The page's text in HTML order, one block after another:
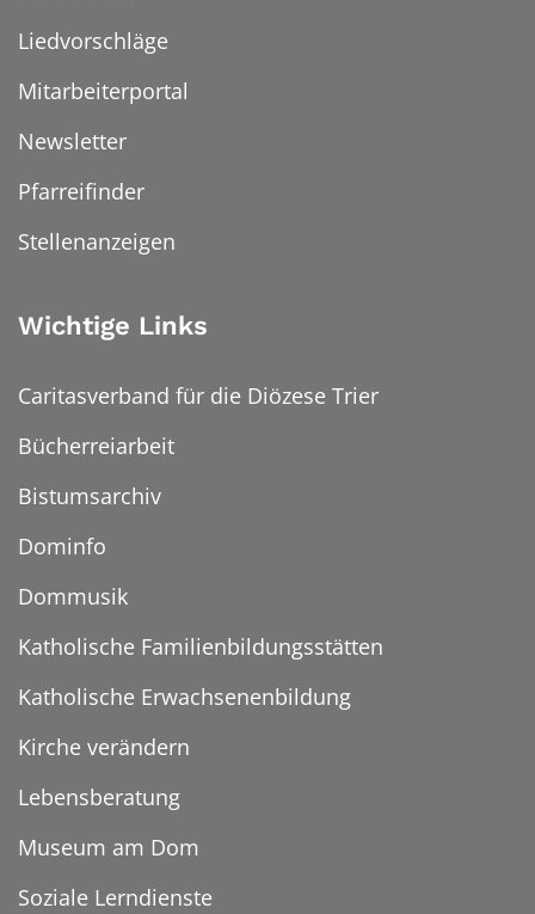
Liedvorschläge
Mitarbeiterportal
Newsletter
Pfarreifinder
Stellenanzeigen
Wichtige Links
Caritasverband für die Diözese Trier
Bücherreiarbeit
Bistumsarchiv
Dominfo
Dommusik
Katholische Familienbildungsstätten
Katholische Erwachsenenbildung
Kirche verändern
Lebensberatung
Museum am Dom
Soziale Lerndienste